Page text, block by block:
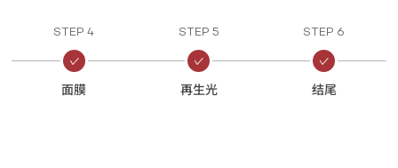
STEP 4
面膜
STEP 5
再生光
STEP 6
结尾